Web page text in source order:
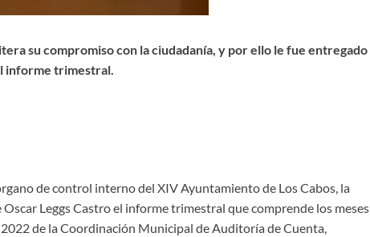
su compromiso con la ciudadanía, y por ello le fue entregado
informe trimestral.
de control interno del XIV Ayuntamiento de Los Cabos, la
Leggs Castro el informe trimestral que comprende los meses
de la Coordinación Municipal de Auditoría de Cuenta,